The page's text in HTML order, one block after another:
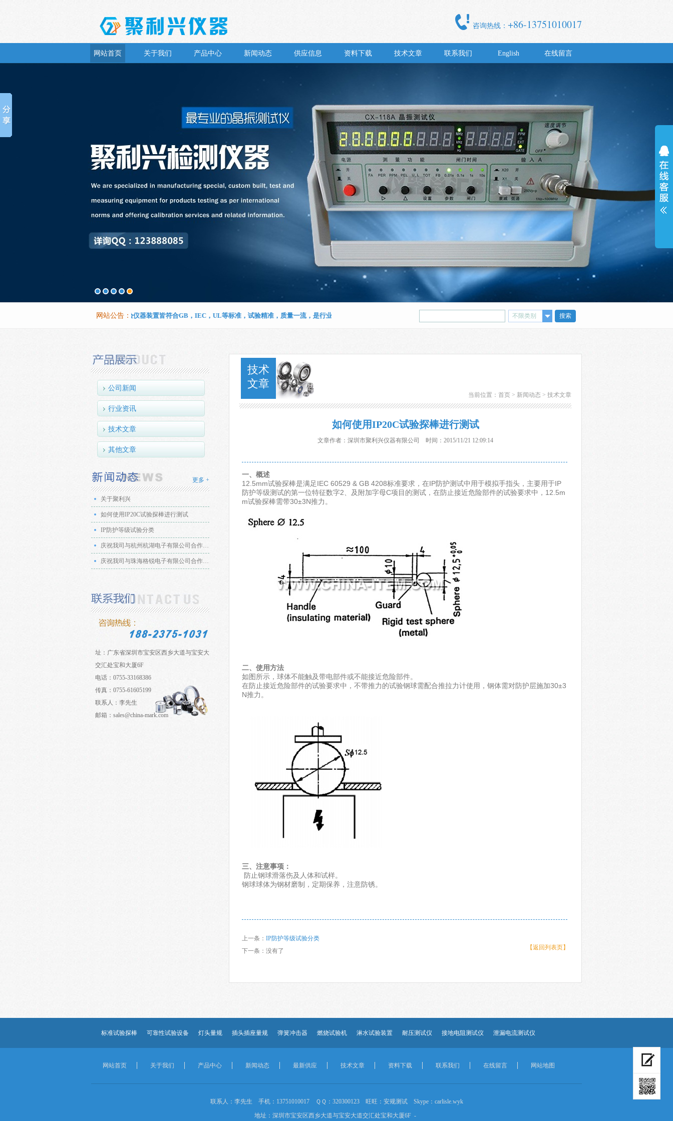
咨询热线： +86-13751010017
网站首页 关于我们 产品中心 新闻动态 供应信息 资料下载 技术文章 联系我们 English 在线留言
网站公告：
聚利兴仪器所生产的试验仪器装置皆符合GB，IEC，UL等标准，试验精准，质量一流，是行业质检及技术研究部门的首选检测设备，详询：13751010017
公司新闻
行业资讯
技术文章
其他文章
更多 +
关于聚利兴
如何使用IP20C试验探棒进行测试
IP防护等级试验分类
庆祝我司与杭州杭湖电子有限公司合作成功
庆祝我司与珠海格锐电子有限公司合作成功
址：广东省深圳市宝安区西乡大道与宝安大道
交汇处宝和大厦6F
电话：0755-33168386
传真：0755-61605199
联系人：李先生
邮箱：sales@china-mark.com
技术
文章
当前位置： 首页 > 新闻动态 > 技术文章
如何使用IP20C试验探棒进行测试
文章作者：深圳市聚利兴仪器有限公司 时间：2015/11/21 12:09:14
一、概述
12.5mm试验探棒是满足IEC 60529 & GB 4208标准要求，在IP防护测试中用于模拟手指头，主要用于IP
防护等级测试的第一位特征数字2、及附加字母C项目的测试，在防止接近危险部件的试验要求中，12.5m
m试验探棒需带30±3N推力。
二、使用方法
如图所示，球体不能触及带电部件或不能接近危险部件。
在防止接近危险部件的试验要求中，不带推力的试验钢球需配合推拉力计使用，钢体需对防护层施加30±3
N推力。
三、注意事项：
防止钢球滑落伤及人体和试样。
钢球球体为钢材磨制，定期保养，注意防锈。
上一条： IP防护等级试验分类
下一条： 没有了 【返回列表页】
标准试验探棒 可靠性试验设备 灯头量规 插头插座量规 弹簧冲击器 燃烧试验机 淋水试验装置 耐压测试仪 接地电阻测试仪 泄漏电流测试仪
网站首页 关于我们 产品中心 新闻动态 最新供应 技术文章 资料下载 联系我们 在线留言 网站地图
联系人：李先生 手机：13751010017 ＱＱ：320300123 旺旺：安规测试 Skype：carlisle.wyk
地址：深圳市宝安区西乡大道与宝安大道交汇处宝和大厦6F -